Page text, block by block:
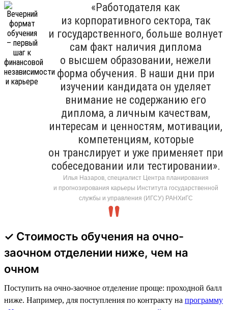
«Работодателя как
из корпоративного сектора, так
и государственного, больше волнует
сам факт наличия диплома
о высшем образовании, нежели
форма обучения. В наши дни при
изучении кандидата он уделяет
внимание не содержанию его
диплома, а личным качествам,
интересам и ценностям, мотивации,
компетенциям, которые
он транслирует и уже применяет при
собеседовании или тестировании».
Илья Назаров, специалист Центра планирования
и прогнозирования карьеры Института государственной
службы и управления (ИГСУ) РАНХиГС
✓ Стоимость обучения на очно-
заочном отделении ниже, чем на
очном
Поступить на очно-заочное отделение проще: проходной балл
ниже. Например, для поступления по контракту на программу